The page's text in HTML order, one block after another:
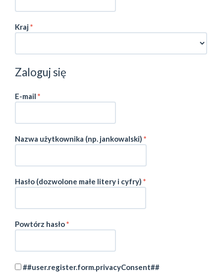
Kraj*
Zaloguj się
E-mail *
Nazwa użytkownika (np. jankowalski) *
Wymagane
Hasło (dozwolone małe litery i cyfry) *
Wymagane
Powtórz hasło*
##user.register.form.privacyConsent##